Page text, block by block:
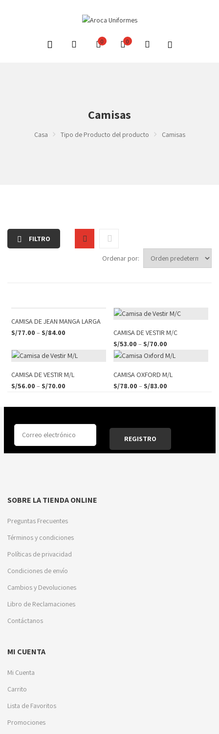
0 0
Camisas
Casa Tipo de Producto del producto Camisas
FILTRO
Ordenar por:
CAMISA DE JEAN MANGA LARGA
S/77.00 – S/84.00
CAMISA DE VESTIR M/C
S/53.00 – S/70.00
CAMISA DE VESTIR M/L
S/56.00 – S/70.00
CAMISA OXFORD M/L
S/78.00 – S/83.00
SOBRE LA TIENDA ONLINE
Preguntas Frecuentes
Términos y condiciones
Políticas de privacidad
Condiciones de envío
Cambios y Devoluciones
Libro de Reclamaciones
Contáctanos
MI CUENTA
Mi Cuenta
Carrito
Lista de Favoritos
Promociones